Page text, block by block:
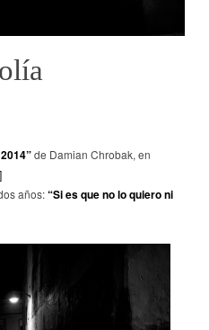
de Damian Chrobak, en
años:“Si es que no lo quiero ni